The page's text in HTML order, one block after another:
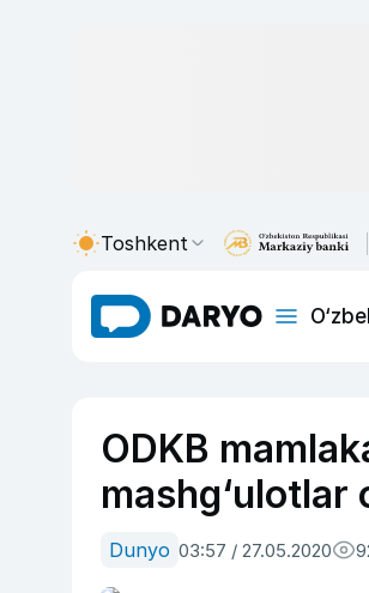
Toshkent
ODKB
mashg‘ulotlar
Dunyo 03:57 / 27.05.2020